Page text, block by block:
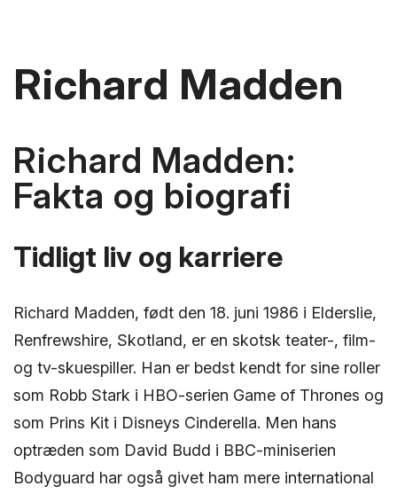
Richard Madden
Richard Madden:
Fakta og biografi
Tidligt liv og karriere
Richard Madden, født den 18. juni 1986 i Elderslie,
Renfrewshire, Skotland, er en skotsk teater-, film-
og tv-skuespiller. Han er bedst kendt for sine roller
som Robb Stark i HBO-serien Game of Thrones og
som Prins Kit i Disneys Cinderella. Men hans
optræden som David Budd i BBC-miniserien
Bodyguard har også givet ham mere international